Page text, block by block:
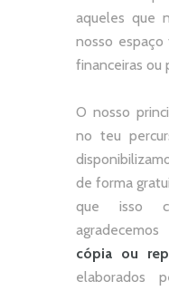
aqueles que
nosso espaço
financeiras ou
O nosso
no teu
de forma
que isso
agradecemos
cópia ou
elaborados